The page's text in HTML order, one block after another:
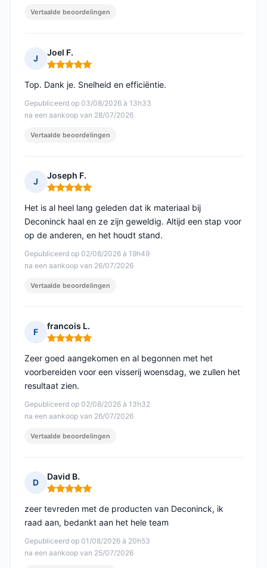
Vertaalde beoordelingen
J
Joel F.
Opmerking: 5 van 5
Gepubliceerd op 03/08/2026 à 13h33
na een aankoop van 28/07/2026
Top. Dank je. Snelheid en efficiëntie.
Vertaalde beoordelingen
J
Joseph F.
Opmerking: 5 van 5
Gepubliceerd op 02/08/2026 à 19h49
na een aankoop van 26/07/2026
Het is al heel lang geleden dat ik materiaal bij
Deconinck haal en ze zijn geweldig. Altijd een stap voor
op de anderen, en het houdt stand.
Vertaalde beoordelingen
F
francois L.
Opmerking: 5 van 5
Gepubliceerd op 02/08/2026 à 13h32
na een aankoop van 26/07/2026
Zeer goed aangekomen en al begonnen met het
voorbereiden voor een visserij woensdag, we zullen het
resultaat zien.
Vertaalde beoordelingen
D
David B.
Opmerking: 5 van 5
Gepubliceerd op 01/08/2026 à 20h53
na een aankoop van 25/07/2026
zeer tevreden met de producten van Deconinck, ik
raad aan, bedankt aan het hele team